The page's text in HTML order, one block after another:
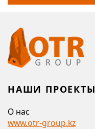
НАШИ ПРОЕКТЫ
О нас
www.otr-group.kz